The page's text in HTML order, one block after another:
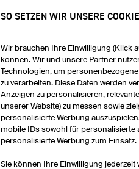
Bloom
SO SETZEN WIR UNSERE
Wir brauchen Ihre Einwilligung (Klick
können. Wir und unsere Partner
Technologien, um
zu verarbeiten. Diese Daten werden
Anzeigen zu personalisieren,
unserer Website) zu messen sowie
personalisierte Werbung
mobile IDs sowohl für personalisierte
personalisierte Werbung zum Einsatz.
Sie können Ihre Einwilligung